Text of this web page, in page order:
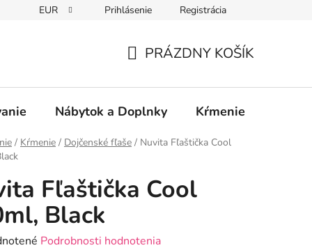
EUR Prihlásenie Registrácia
KOŠÍK
PRÁZDNY KOŠÍK
Nábytok a Doplnky Kŕmenie
/ Kŕmenie / Dojčenské fľaše / Nuvita Fľaštička Cool
Fľaštička Cool
Black
Podrobnosti hodnotenia